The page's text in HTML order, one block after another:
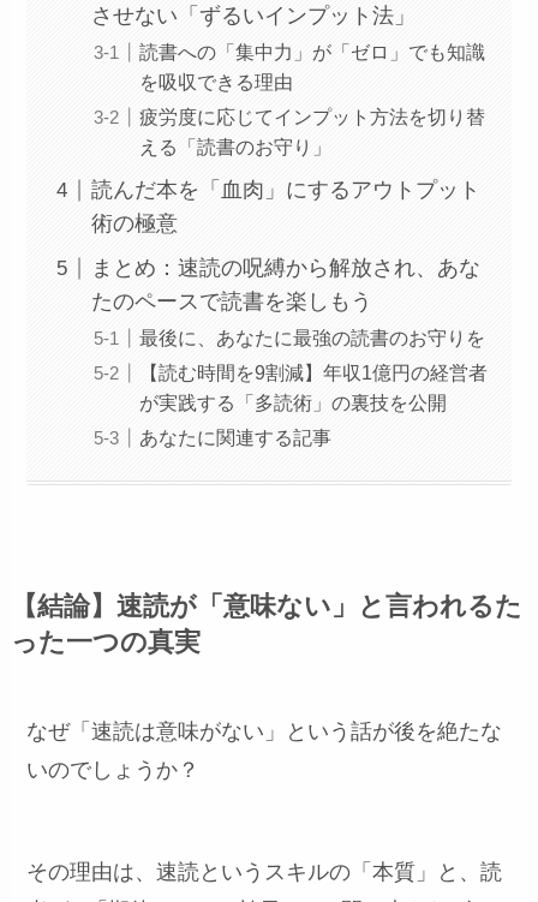
させない「ずるいインプット法」
読書への「集中力」が「ゼロ」でも知識
を吸収できる理由
疲労度に応じてインプット方法を切り替
える「読書のお守り」
読んだ本を「血肉」にするアウトプット
術の極意
まとめ：速読の呪縛から解放され、あな
たのペースで読書を楽しもう
最後に、あなたに最強の読書のお守りを
【読む時間を9割減】年収1億円の経営者
が実践する「多読術」の裏技を公開
あなたに関連する記事
【結論】速読が「意味ない」と言われるた
った一つの真実
なぜ「速読は意味がない」という話が後を絶たな
いのでしょうか？
その理由は、速読というスキルの「本質」と、読